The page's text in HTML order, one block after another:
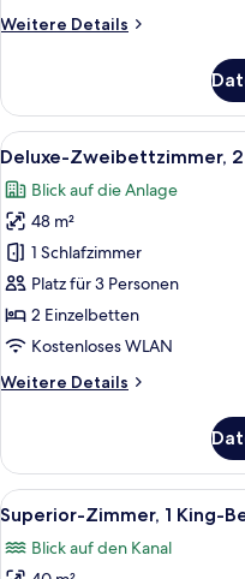
Weitere Details
Weitere
Zimmer,
1 King-
Bett
Alle
Fotos
für
Deluxe-
Zweibettzimmer,
2 Einzelbetten
anzeigen
14
Deluxe-Zweibettzimmer,
Blick auf die Anlage
48 m²
1 Schlafzimmer
Platz für 3 Personen
2 Einzelbetten
Kostenloses WLAN
Weitere Details
Weitere
Zweibettzimmer,
2 Einzelbetten
Alle
Fotos
für
14
Superior-Zimmer, 1 King-
Blick auf den Kanal